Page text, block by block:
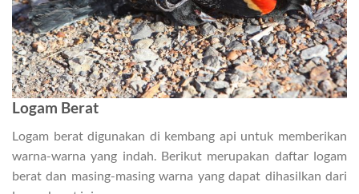
Logam Berat
Logam berat digunakan di kembang api untuk memberikan
warna-warna yang indah. Berikut merupakan daftar logam
berat dan masing-masing warna yang dapat dihasilkan dari